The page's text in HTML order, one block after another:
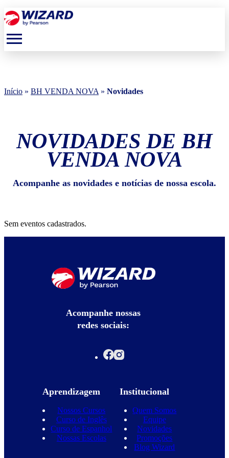
menu
Início » BH VENDA NOVA » Novidades
NOVIDADES DE BH
VENDA NOVA
Acompanhe as novidades e notícias de nossa escola.
Sem eventos cadastrados.
Acompanhe nossas
redes sociais:
Aprendizagem
Nossos Cursos
Curso de Inglês
Curso de Espanhol
Nossas Escolas
Institucional
Quem Somos
Equipe
Novidades
Promoções
Blog Wizard